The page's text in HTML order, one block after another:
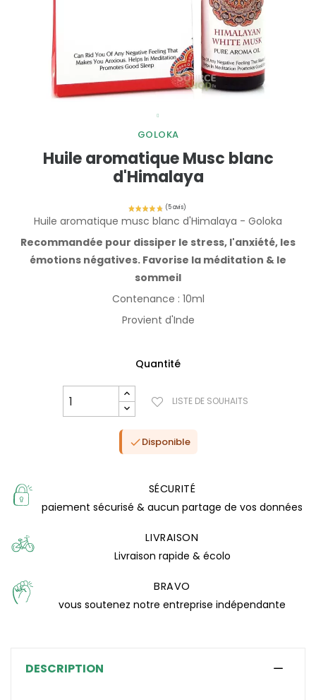
GOLOKA
Huile aromatique Musc blanc
d'Himalaya
Huile aromatique musc blanc d'Himalaya - Goloka
Recommandée pour dissiper le stress, l'anxiété, les
émotions négatives. Favorise la méditation & le
sommeil
Contenance : 10ml
Provient d'Inde
Quantité
LISTE DE SOUHAITS
Disponible
SÉCURITÉ
paiement sécurisé & aucun partage de vos données
LIVRAISON
Livraison rapide & écolo
BRAVO
vous soutenez notre entreprise indépendante
DESCRIPTION